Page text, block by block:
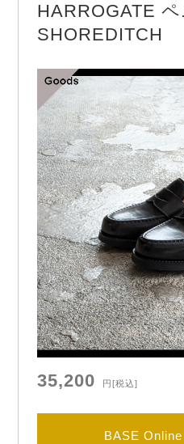
ナルのウッドブロックプ
HARROGATE
SHOREDITCH
35,200 円 [税込]
BASE